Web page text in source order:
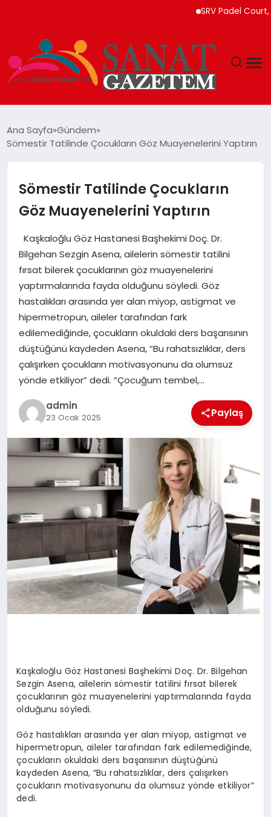
SRV Padel Court,
SIYASET
SPOR
YAŞAM
EKONOMI
SAĞLIK
DÜNYA
EĞITIM
Ana Sayfa Gündem
Sömestir Tatilinde Çocukların Göz Muayenelerini Yaptırın
Sömestir Tatilinde Çocukların
Göz Muayenelerini Yaptırın
Kaşkaloğlu Göz Hastanesi Başhekimi Doç. Dr.
Bilgehan Sezgin Asena, ailelerin sömestir tatilini
fırsat bilerek çocuklarının göz muayenelerini
yaptırmalarında fayda olduğunu söyledi. Göz
hastalıkları arasında yer alan miyop, astigmat ve
hipermetropun, aileler tarafından fark
edilemediğinde, çocukların okuldaki ders başarısının
düştüğünü kaydeden Asena, “Bu rahatsızlıklar, ders
çalışırken çocukların motivasyonunu da olumsuz
yönde etkiliyor” dedi. “Çocuğum tembel,…
admin
23 Ocak 2025 Paylaş
Kaşkaloğlu Göz Hastanesi Başhekimi Doç. Dr. Bilgehan
Sezgin Asena, ailelerin sömestir tatilini fırsat bilerek
çocuklarının göz muayenelerini yaptırmalarında fayda
olduğunu söyledi.
Göz hastalıkları arasında yer alan miyop, astigmat ve
hipermetropun, aileler tarafından fark edilemediğinde,
çocukların okuldaki ders başarısının düştüğünü
kaydeden Asena, “Bu rahatsızlıklar, ders çalışırken
çocukların motivasyonunu da olumsuz yönde etkiliyor”
dedi.